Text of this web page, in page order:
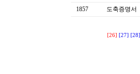
1857
도축증명서
[26] [27] [28]